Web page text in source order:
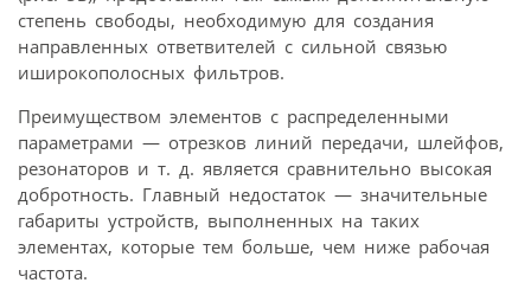
степень свободы, необходимую для создания
направленных ответвителей с сильной связью
иширокополосных фильтров.
Преимуществом элементов с распределенными
параметрами — отрезков линий передачи, шлейфов,
резонаторов и т. д. является сравнительно высокая
добротность. Главный недостаток — значительные
габариты устройств, выполненных на таких
элементах, которые тем больше, чем ниже рабочая
частота.